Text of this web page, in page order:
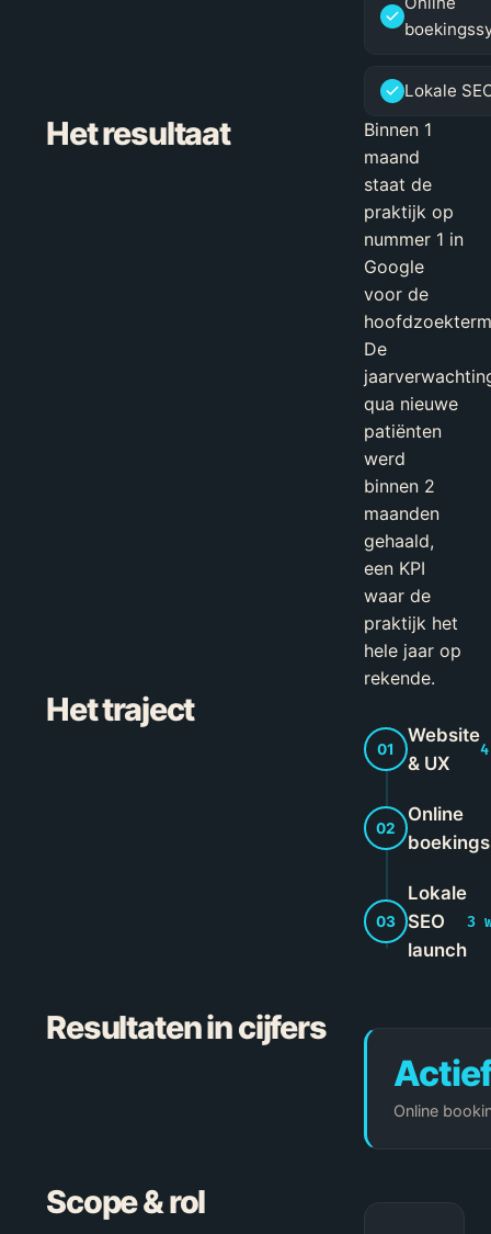
Lokale
Het resultaat
Binnen 1
maand
staat de
praktijk op
nummer 1 in
Google
voor de
De
qua nieuwe
patiënten
werd
binnen 2
maanden
gehaald,
een KPI
waar de
praktijk het
hele jaar op
rekende.
Het traject
01
Website
& UX
02
Online
03
Lokale
SEO
launch
3
Resultaten in cijfers
Online
Scope & rol